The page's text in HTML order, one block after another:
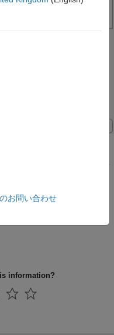
Calibration Tables for
information?
お問い合わせ